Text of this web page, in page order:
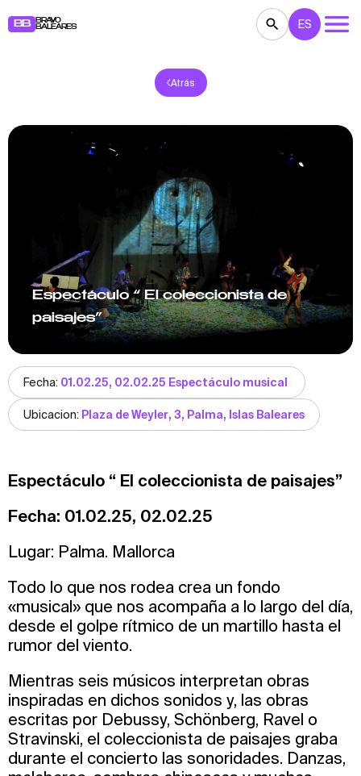
BB
BRAVO
BALEARES
TEATRO
RESTAURANTES MERCADILLOS
PARA NIÑOS BB NOTE
ES
Atrás
Espectáculo “ El coleccionista de
paisajes”
Fecha: 01.02.25, 02.02.25 Espectáculo musical
Ubicacion: Plaza de Weyler, 3, Palma, Islas Baleares
Espectáculo “ El coleccionista de paisajes”
Fecha: 01.02.25, 02.02.25
Lugar: Palma. Mallorca
Todo lo que nos rodea crea un fondo
«musical» que nos acompaña a lo largo del día,
desde el golpe rítmico de un martillo hasta el
rumor del viento.
Mientras seis músicos interpretan obras
inspiradas en dichos sonidos y, las obras
escritas por Debussy, Schönberg, Ravel o
Stravinski, el coleccionista de paisajes graba
durante el concierto las sonoridades. Danzas,